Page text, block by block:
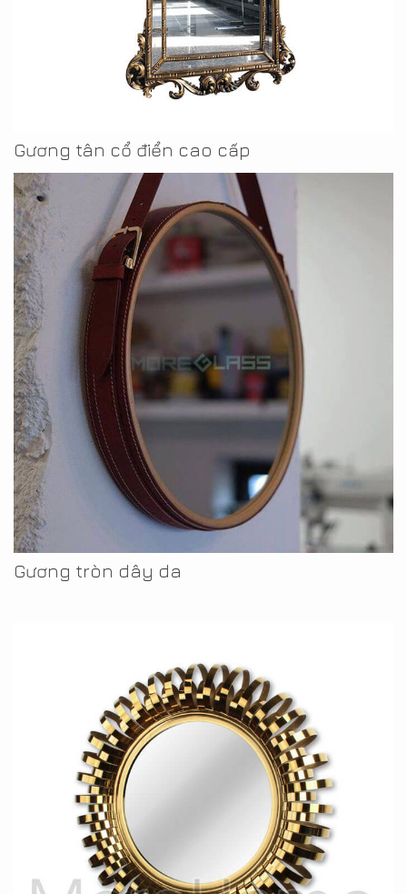
Gương tân cổ điển cao cấp
Gương tròn dây da